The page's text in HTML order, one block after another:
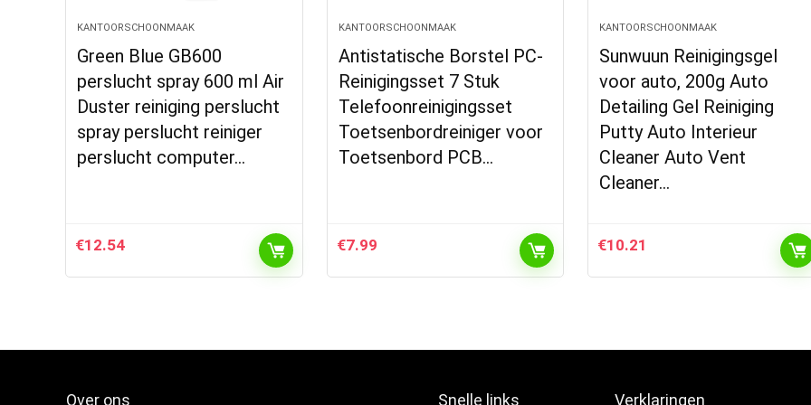
KANTOORSCHOONMAAK
Green Blue GB600
perslucht spray 600 ml Air
Duster reiniging perslucht
spray perslucht reiniger
perslucht computer…
€12.54
KANTOORSCHOONMAAK
Antistatische Borstel PC-
Reinigingsset 7 Stuk
Telefoonreinigingsset
Toetsenbordreiniger voor
Toetsenbord PCB…
€7.99
KANTOORSCHOONMAAK
Sunwuun Reinigingsgel
voor auto, 200g Auto
Detailing Gel Reiniging
Putty Auto Interieur
Cleaner Auto Vent
Cleaner…
€10.21
Over ons Snelle links Verklaringen